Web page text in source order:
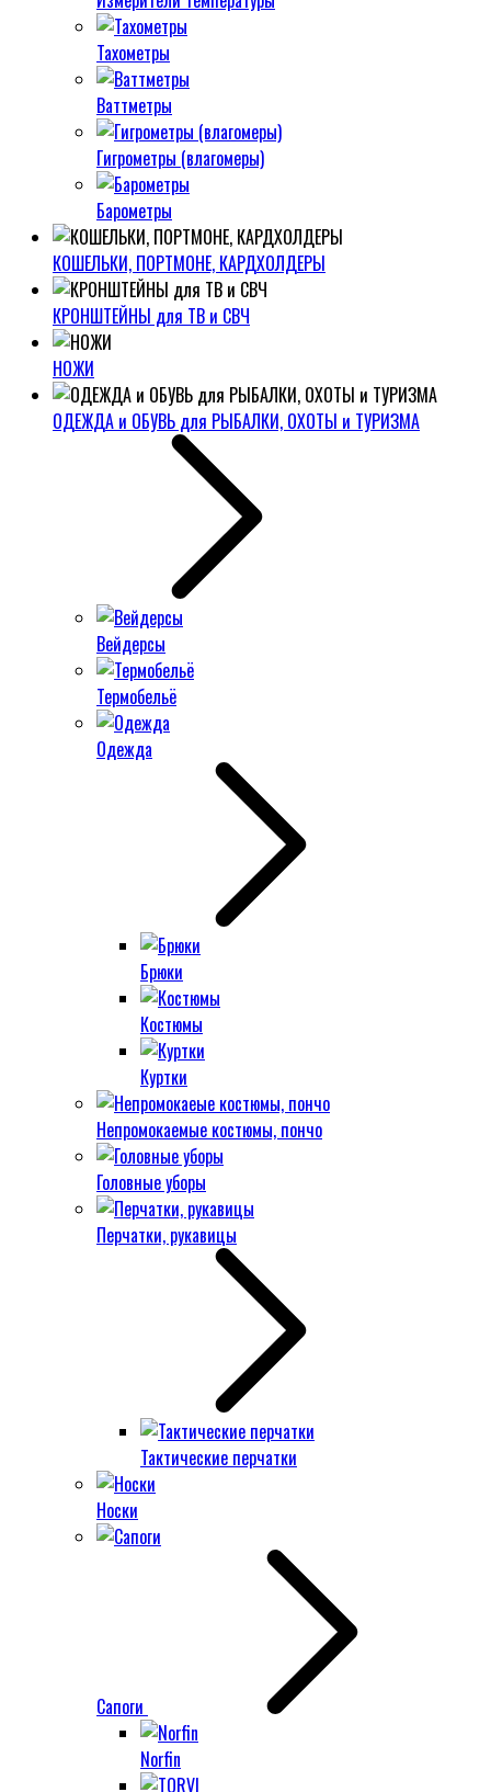
Тахометры
Ваттметры
Гигрометры (влагомеры)
Барометры
КОШЕЛЬКИ, ПОРТМОНЕ, КАРДХОЛДЕРЫ
КРОНШТЕЙНЫ для ТВ и СВЧ
НОЖИ
ОДЕЖДА и ОБУВЬ для РЫБАЛКИ, ОХОТЫ и ТУРИЗМА
Вейдерсы
Термобельё
Одежда
Брюки
Костюмы
Куртки
Непромокаемые костюмы, пончо
Головные уборы
Перчатки, рукавицы
Тактические перчатки
Носки
Сапоги
Norfin